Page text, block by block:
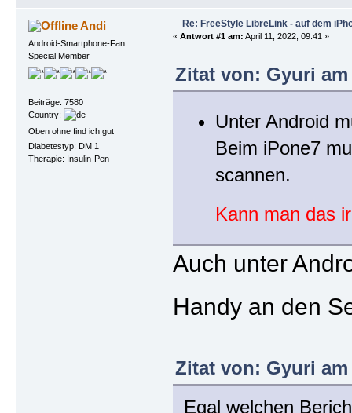
Andi
Android-Smartphone-Fan
Special Member
Beiträge: 7580
Country:
Oben ohne find ich gut
Diabetestyp: DM 1
Therapie: Insulin-Pen
Re: FreeStyle LibreLink - auf dem
« Antwort #1 am: April 11, 2022, 09:41 »
Zitat von: Gyuri am
Unter Android
Beim iPone7
scannen.
Kann man das
Auch unter
Handy an den
Zitat von: Gyuri am
Egal welchen